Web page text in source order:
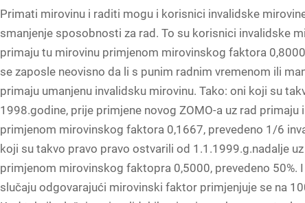
Primati mirovinu i raditi mogu i korisnici invalidske
smanjenje sposobnosti za rad. To su korisnici invalidske
primaju tu mirovinu primjenom mirovinskog faktora
se zaposle neovisno da li s punim radnim vremenom ili
primaju umanjenu invalidsku mirovinu. Tako: oni koji su
1998.godine, prije primjene novog ZOMO-a uz rad primaju
primjenom mirovinskog faktora 0,1667, prevedeno 1/6
koji su takvo pravo pravo ostvarili od 1.1.1999.g.nadalje
primjenom mirovinskog faktopra 0,5000, prevedeno 50%.
slučaju odgovarajući mirovinski faktor primjenjuje se na